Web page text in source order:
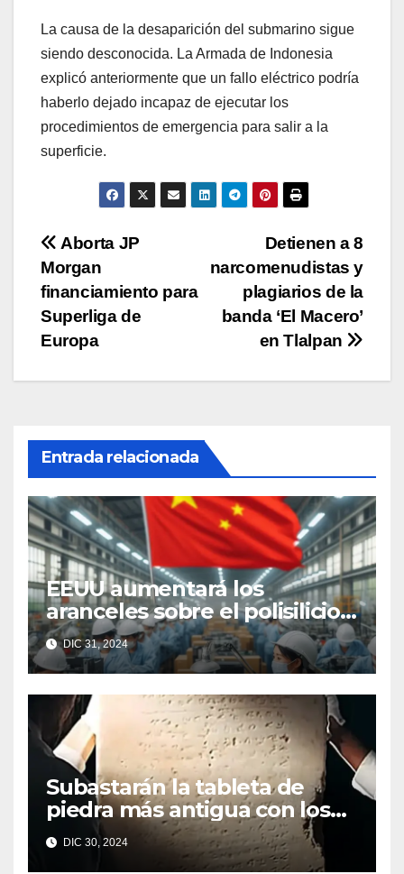
La causa de la desaparición del submarino sigue
siendo desconocida. La Armada de Indonesia
explicó anteriormente que un fallo eléctrico podría
haberlo dejado incapaz de ejecutar los
procedimientos de emergencia para salir a la
superficie.
Navegación
de
entradas
Detienen a 8
narcomenudistas y
plagiarios de la
banda ‘El Macero’
en Tlalpan
Aborta JP
Morgan
financiamiento para
Superliga de
Europa
Entrada relacionada
EEUU aumentará los
aranceles sobre el polisilicio,
las obleas y el wolframio
chinos
DIC 31, 2024
Subastarán la tableta de
piedra más antigua con los
Diez Mandamientos
DIC 30, 2024